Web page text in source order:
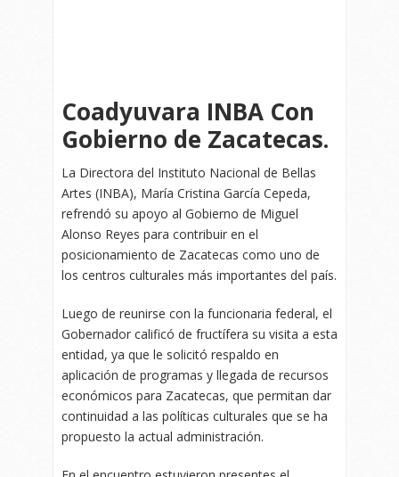
Coadyuvara INBA Con
Gobierno de Zacatecas.
La Directora del Instituto Nacional de Bellas
Artes (INBA), María Cristina García Cepeda,
refrendó su apoyo al Gobierno de Miguel
Alonso Reyes para contribuir en el
posicionamiento de Zacatecas como uno de
los centros culturales más importantes del país.
Luego de reunirse con la funcionaria federal, el
Gobernador calificó de fructífera su visita a esta
entidad, ya que le solicitó respaldo en
aplicación de programas y llegada de recursos
económicos para Zacatecas, que permitan dar
continuidad a las políticas culturales que se ha
propuesto la actual administración.